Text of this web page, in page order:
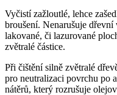
Vyčistí zažloutlé, lehce
broušení. Nenarušuje
lakované, či lazurované
zvětralé částice.
Při čištění silně zvětralé
pro neutralizaci povrchu po
nátěrů, který rozrušuje